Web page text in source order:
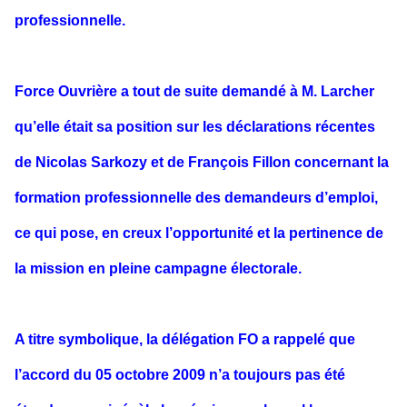
professionnelle.
Force Ouvrière a tout de suite demandé à M. Larcher
qu’elle était sa position sur les déclarations récentes
de Nicolas Sarkozy et de François Fillon concernant la
formation professionnelle des demandeurs d’emploi,
ce qui pose, en creux l’opportunité et la pertinence de
la mission en pleine campagne électorale.
A titre symbolique, la délégation FO a rappelé que
l’accord du 05 octobre 2009 n’a toujours pas été